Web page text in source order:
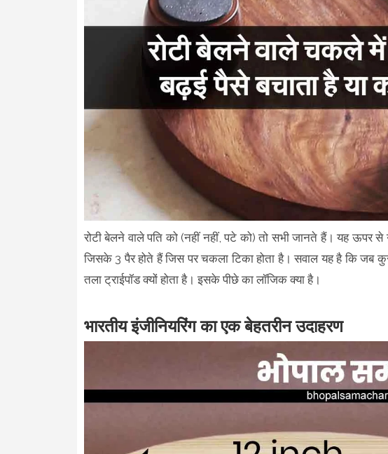
रोटी बेलने वाले पति को (नहीं नहीं, पटे को) तो सभी जानते हैं। यह ऊपर से
जिसके 3 पैर होते हैं जिस पर चकला टिका होता है। सवाल यह है कि जब
तला ट्राईपॉड क्यों होता है। इसके पीछे का लॉजिक क्या है।
भारतीय इंजीनियरिंग का एक बेहतरीन उदाहरण